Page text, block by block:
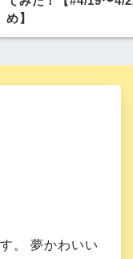
め】
。 夢かわいい